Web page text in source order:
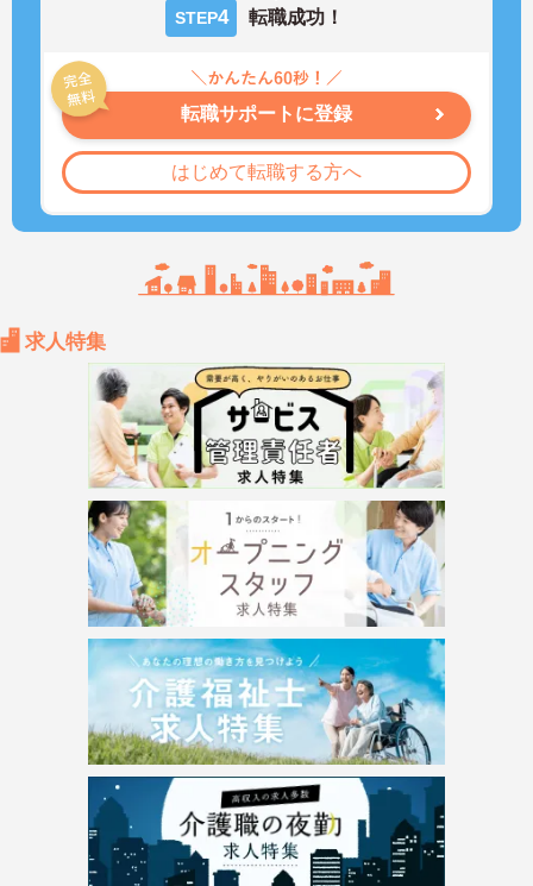
STEP4 転職成功！
転職サポートに登録
はじめて転職する方へ
求人特集